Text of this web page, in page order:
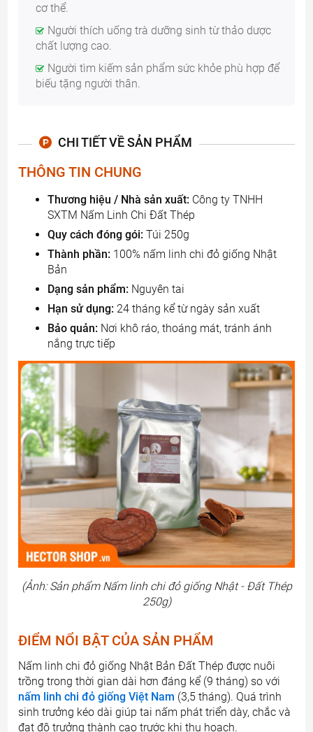
cơ thể.
Người thích uống trà dưỡng sinh từ thảo dược
chất lượng cao.
Người tìm kiếm sản phẩm sức khỏe phù hợp để
biếu tặng người thân.
CHI TIẾT VỀ SẢN PHẨM
THÔNG TIN CHUNG
Thương hiệu / Nhà sản xuất: Công ty TNHH
SXTM Nấm Linh Chi Đất Thép
Quy cách đóng gói: Túi 250g
Thành phần: 100% nấm linh chi đỏ giống Nhật
Bản
Dạng sản phẩm: Nguyên tai
Hạn sử dụng: 24 tháng kể từ ngày sản xuất
Bảo quản: Nơi khô ráo, thoáng mát, tránh ánh
nắng trực tiếp
(Ảnh: Sản phẩm Nấm linh chi đỏ giống Nhật - Đất Thép
250g)
ĐIỂM NỔI BẬT CỦA SẢN PHẨM
Nấm linh chi đỏ giống Nhật Bản Đất Thép được nuôi
trồng trong thời gian dài hơn đáng kể (9 tháng) so với
nấm linh chi đỏ giống Việt Nam (3,5 tháng). Quá trình
sinh trưởng kéo dài giúp tai nấm phát triển dày, chắc và
đạt độ trưởng thành cao trước khi thu hoạch.